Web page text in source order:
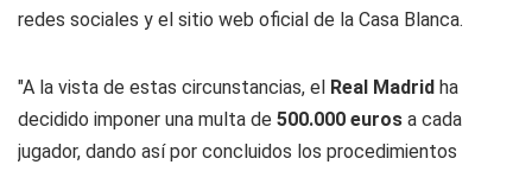
redes sociales y el sitio web oficial de la Casa Blanca.
"A la vista de estas circunstancias, el Real Madrid ha
decidido imponer una multa de 500.000 euros a cada
jugador, dando así por concluidos los procedimientos